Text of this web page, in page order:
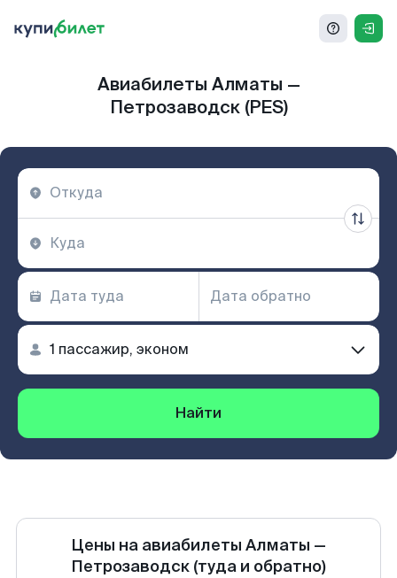
Авиабилеты Алматы —
Петрозаводск (PES)
Найти
Цены на авиабилеты Алматы —
Петрозаводск (туда и обратно)